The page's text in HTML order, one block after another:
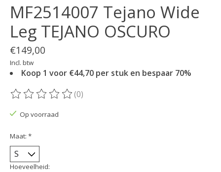
MF2514007 Tejano Wide
Leg TEJANO OSCURO
€149,00
Incl. btw
Koop 1 voor €44,70 per stuk en bespaar 70%
De beoordeling van dit product is
(0)
Op voorraad
Maat: *
Hoeveelheid: